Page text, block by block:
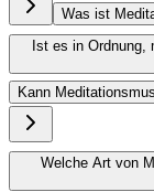
Was ist
Ist es in
Kann
Welche Art von